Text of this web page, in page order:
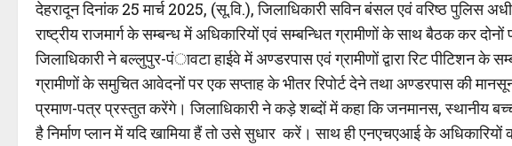
देहरादून दिनांक 25 मार्च 2025, (सू.वि.), जिलाधिकारी सविन बंसल एवं वरिष्ठ पुलिस
राष्ट्रीय राजमार्ग के सम्बन्ध में अधिकारियों एवं सम्बन्धित ग्रामीणों के साथ बैठक कर दोनों
जिलाधिकारी ने बल्लुपुर-पंावटा हाईवे में अण्डरपास एवं ग्रामीणों द्वारा रिट पीटिशन के
ग्रामीणों के समुचित आवेदनों पर एक सप्ताह के भीतर रिपोर्ट देने तथा अण्डरपास की
प्रमाण-पत्र प्रस्तुत करेंगे। जिलाधिकारी ने कड़े शब्दों में कहा कि जनमानस, स्थानीय
है निर्माण प्लान में यदि खामिया हैं तो उसे सुधार करें। साथ ही एनएचएआई के